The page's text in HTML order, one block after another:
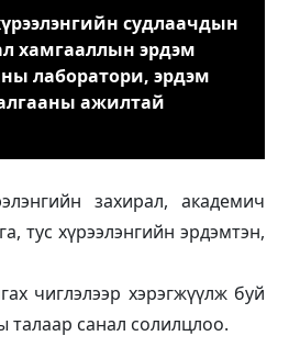
судлаачдын
хамгааллын эрдэм
лаборатори, эрдэм
ажилтай
захирал, академич
тус хүрээлэнгийн эрдэмтэн,
чиглэлээр хэрэгжүүлж буй
санал солилцлоо.